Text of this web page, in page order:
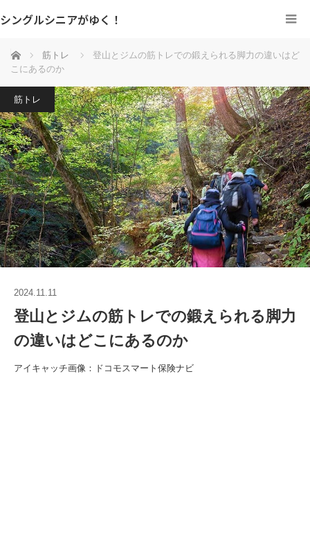
シングルシニアがゆく！
ホーム 筋トレ
登山とジムの筋トレでの鍛えられる脚力の違いはど
こにあるのか
筋トレ
2024.11.11
登山とジムの筋トレでの鍛えられる脚力
の違いはどこにあるのか
アイキャッチ画像：ドコモスマート保険ナビ